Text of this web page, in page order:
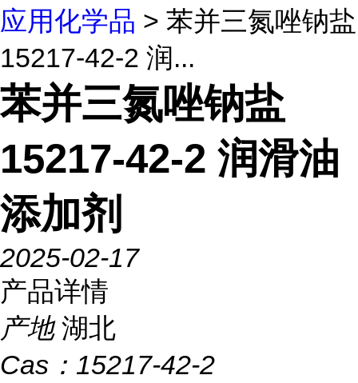
应用化学品 > 苯并三氮唑钠盐
15217-42-2 润...
苯并三氮唑钠盐
15217-42-2 润滑油
添加剂
2025-02-17
产品详情
产地 湖北
Cas： 15217-42-2